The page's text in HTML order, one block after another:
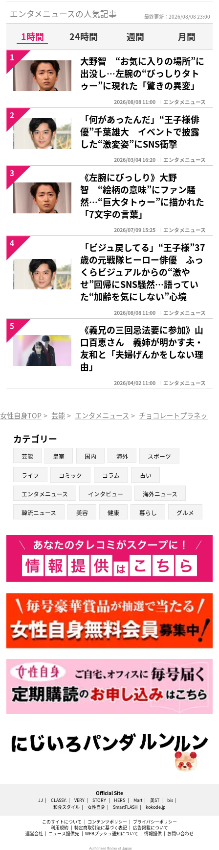
エンタメニュースの人気記事 最終更新：2026/08/08 23:00
1時間 24時間 週間
月間
大野智 “お気に入りの場所”に
出没し…左腕の“びっしりタト
ゥー”に現れた「驚きの異変」
2026/08/08 11:00 エンタメニュース
1
「何があったんだ」“王子様俳
優”千葉雄大 イベントで披露
した“激変姿”にSNS衝撃
2026/03/04 16:20 エンタメニュース
2
《左腕にびっしり》大野
智 “絵柄の意味”にファン騒
然…“巨大タトゥー”に描かれた
「7文字の言葉」
2026/07/09 15:25 エンタメニュース
3
「ビジュ戻してる」“王子様”37
歳の元戦隊ヒーロー俳優 ふっ
くらビジュアルからの“激や
せ”回帰にSNS騒然…語ってい
た“加齢を気にしない”心境
2026/08/08 11:00 エンタメニュース
4
《義兄の三回忌法要に参加》山
口百恵さん 義姉が明かす夫・
友和と「夫婦げんかをしない理
由」
2026/04/02 11:00 エンタメニュース
5
女性自身TOP > 芸能 > エンタメニュース > チョコレートプラネット
カテゴリー
芸能 皇室 国内 海外 スポーツ
ライフ コミック コラム 占い
エンタメニュース インタビュー 海外ニュース
韓流ニュース 美容 健康 暮らし グルメ
Official Site
JJ CLASSY. VERY STORY HERS Mart 美ST
bis
和食スタイル
女性自身 SmartFLASH kokode.jp
このサイトについて コンテンツポリシー
プライバシーポリシー
利用規約
特定商取引法に基づく表記
広告掲載について
運営会社
ニュース提供先 WEBプッシュ通知について 情報提供 お問い合わせ